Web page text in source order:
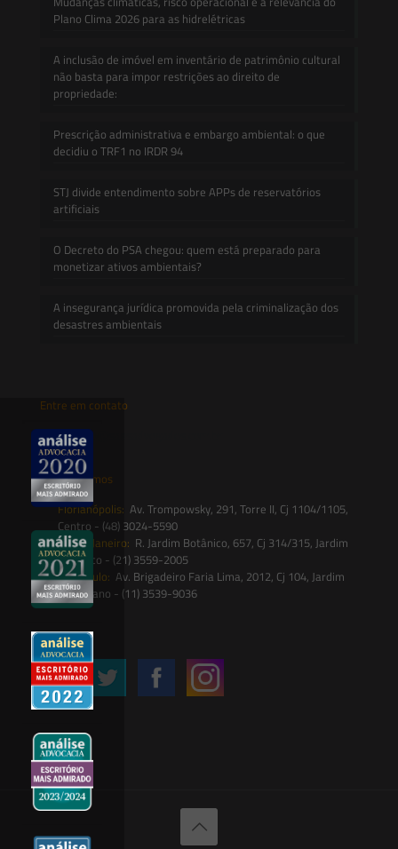
Plano Clima 2026 para as hidrelétricas
A inclusão de imóvel em inventário de patrimônio cultural
não basta para impor restrições ao direito de
propriedade:
Prescrição administrativa e embargo ambiental: o que
decidiu o TRF1 no IRDR 94
STJ divide entendimento sobre APPs de reservatórios
artificiais
O Decreto do PSA chegou: quem está preparado para
monetizar ativos ambientais?
A insegurança jurídica promovida pela criminalização dos
desastres ambientais
Entre em contato
contato@saesadvogados.com.br
Onde estamos
Florianópolis: Av. Trompowsky, 291, Torre II, Cj 1104/1105,
Centro - (48) 3024-5590
Rio de Janeiro: R. Jardim Botânico, 657, Cj 314/315, Jardim
Botânico - (21) 3559-2005
São Paulo: Av. Brigadeiro Faria Lima, 2012, Cj 104, Jardim
Paulistano - (11) 3539-9036
Siga-nos